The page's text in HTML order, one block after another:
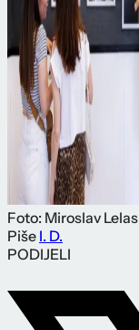
Foto: Miroslav Lelas
Piše I. D.
PODIJELI